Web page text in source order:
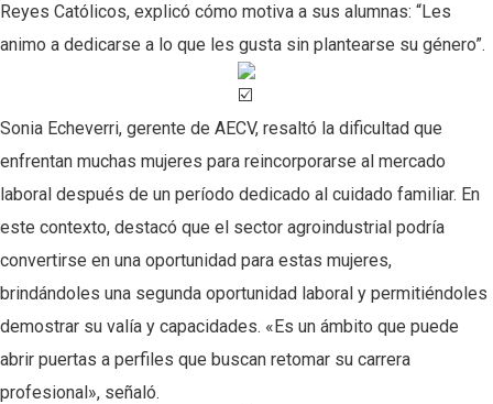
Reyes Católicos, explicó cómo motiva a sus alumnas: “Les
animo a dedicarse a lo que les gusta sin plantearse su género”.
Sonia Echeverri, gerente de AECV, resaltó la dificultad que
enfrentan muchas mujeres para reincorporarse al mercado
laboral después de un período dedicado al cuidado familiar. En
este contexto, destacó que el sector agroindustrial podría
convertirse en una oportunidad para estas mujeres,
brindándoles una segunda oportunidad laboral y permitiéndoles
demostrar su valía y capacidades. «Es un ámbito que puede
abrir puertas a perfiles que buscan retomar su carrera
profesional», señaló.